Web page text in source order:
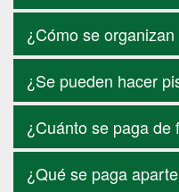
¿Cómo se
¿Se pueden hacer
¿Cuánto se paga de
¿Qué se paga